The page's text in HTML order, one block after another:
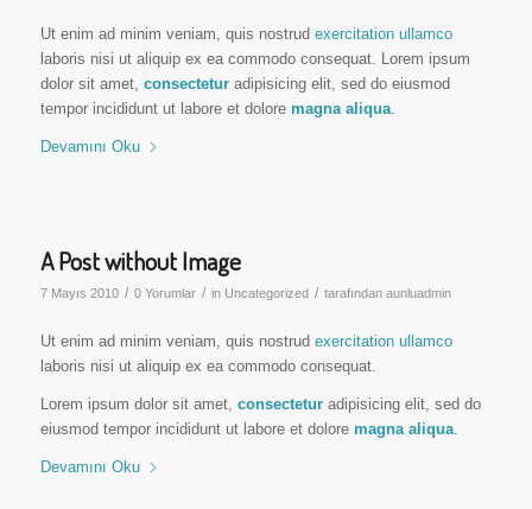
Ut enim ad minim veniam, quis nostrud exercitation ullamco
laboris nisi ut aliquip ex ea commodo consequat. Lorem ipsum
dolor sit amet, consecteturadipisicing elit, sed do eiusmod
tempor incididunt ut labore et dolore magna aliqua.
Devamını Oku
A Post without Image
7 Mayıs 2010 / 0 Yorumlar / in Uncategorized / tarafından aunluadmin
Ut enim ad minim veniam, quis nostrud exercitation ullamco
laboris nisi ut aliquip ex ea commodo consequat.
Lorem ipsum dolor sit amet, consecteturadipisicing elit, sed do
eiusmod tempor incididunt ut labore et dolore magna aliqua.
Devamını Oku